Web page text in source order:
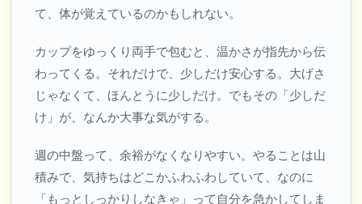
て、体が覚えているのかもしれない。
カップをゆっくり両手で包むと、温かさが指先から伝
わってくる。それだけで、少しだけ安心する。大げさ
じゃなくて、ほんとうに少しだけ。でもその「少しだ
け」が、なんか大事な気がする。
週の中盤って、余裕がなくなりやすい。やることは山
積みで、気持ちはどこかふわふわしていて、なのに
「もっとしっかりしなきゃ」って自分を急かしてしま